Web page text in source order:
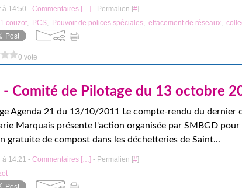
à 14:50 - Commentaires […] - Permalien [#]
couzot, PCS, Pouvoir de polices spéciales, effacement de réseaux,
0 vote
- Comité de Pilotage du 13 octobre
Agenda 21 du 13/10/2011 Le compte-rendu du dernier
Marquais présente l'action organisée par SMBGD
gratuite de compost dans les déchetteries de Saint...
à 14:21 - Commentaires […] - Permalien [#]